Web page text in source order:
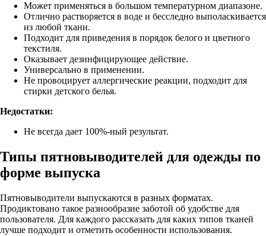
Может применяться в большом температурном диапазоне.
Отлично растворяется в воде и бесследно выполаскивается
из любой ткани.
Подходит для приведения в порядок белого и цветного
текстиля.
Оказывает дезинфицирующее действие.
Универсально в применении.
Не провоцирует аллергические реакции, подходит для
стирки детского белья.
Недостатки:
Не всегда дает 100%-ный результат.
Типы пятновыводителей для одежды по
форме выпуска
Пятновыводители выпускаются в разных форматах.
Продиктовано такое разнообразие заботой об удобстве для
пользователя. Для каждого рассказать для каких типов тканей
лучше подходит и отметить особенности использования.